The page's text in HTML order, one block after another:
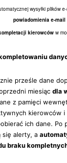
wysyłki plików
powiadomienia e-mail
kierowców w
prześle dane
miesiąc dla
z pamięci
kierowców i
ich dane. Po
się alerty, a
braku